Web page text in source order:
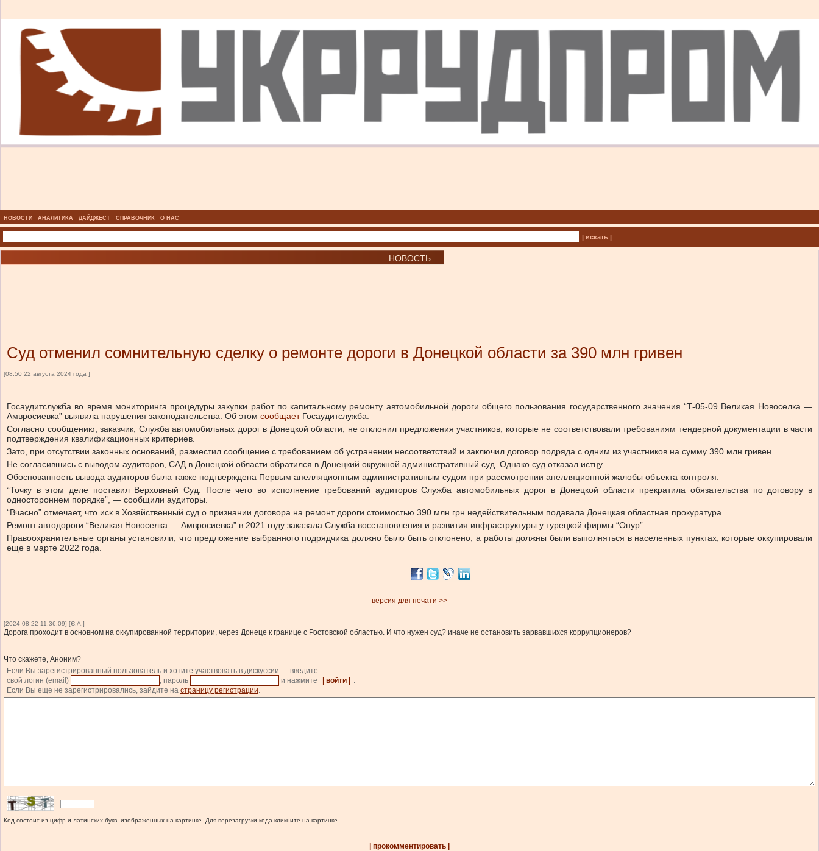
НОВОСТИ АНАЛИТИКА ДАЙДЖЕСТ СПРАВОЧНИК О НАС
| искать |
НОВОСТЬ
Суд отменил сомнительную сделку о ремонте дороги в Донецкой области за 390 млн гривен
[08:50 22 августа 2024 года ]
Госаудитслужба во время мониторинга процедуры закупки работ по капитальному ремонту автомобильной дороги общего пользования государственного значения “Т-05-09 Великая Новоселка —
Амвросиевка” выявила нарушения законодательства. Об этом сообщаетГосаудитслужба.
Согласно сообщению, заказчик, Служба автомобильных дорог в Донецкой области, не отклонил предложения участников, которые не соответствовали требованиям тендерной документации в части
подтверждения квалификационных критериев.
Зато, при отсутствии законных оснований, разместил сообщение с требованием об устранении несоответствий и заключил договор подряда с одним из участников на сумму 390 млн гривен.
Не согласившись с выводом аудиторов, САД в Донецкой области обратился в Донецкий окружной административный суд. Однако суд отказал истцу.
Обоснованность вывода аудиторов была также подтверждена Первым апелляционным административным судом при рассмотрении апелляционной жалобы объекта контроля.
“Точку в этом деле поставил Верховный Суд. После чего во исполнение требований аудиторов Служба автомобильных дорог в Донецкой области прекратила обязательства по договору в
одностороннем порядке”, — сообщили аудиторы.
“Вчасно” отмечает, что иск в Хозяйственный суд о признании договора на ремонт дороги стоимостью 390 млн грн недействительным подавала Донецкая областная прокуратура.
Ремонт автодороги “Великая Новоселка — Амвросиевка” в 2021 году заказала Служба восстановления и развития инфраструктуры у турецкой фирмы “Онур”.
Правоохранительные органы установили, что предложение выбранного подрядчика должно было быть отклонено, а работы должны были выполняться в населенных пунктах, которые оккупировали
еще в марте 2022 года.
версия для печати >>
[2024-08-22 11:36:09] [Є.А.]
Дорога проходит в основном на оккупированной территории, через Донеце к границе с Ростовской областью. И что нужен суд? иначе не остановить зарвавшихся коррупционеров?
Что скажете, Аноним?
Если Вы зарегистрированный пользователь и хотите участвовать в дискуссии — введите
свой логин (email)
, пароль и нажмите | войти |
.
Если Вы еще не зарегистрировались, зайдите на страницу регистрации.
Код состоит из цифр и латинских букв, изображенных на картинке. Для перезагрузки кода кликните на картинке.
| прокомментировать |